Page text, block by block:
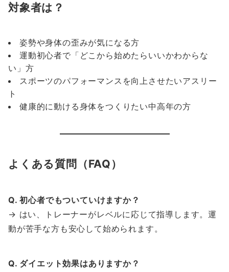
対象者は？
姿勢や身体の歪みが気になる方
運動初心者で「どこから始めたらいいかわからな
い」方
スポーツのパフォーマンスを向上させたいアスリー
ト
健康的に動ける身体をつくりたい中高年の方
よくある質問（FAQ）
Q. 初心者でもついていけますか？
→ はい、トレーナーがレベルに応じて指導します。運
動が苦手な方も安心して始められます。
Q. ダイエット効果はありますか？